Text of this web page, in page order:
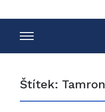
TOGGLE
SIDEBAR
NAVIGATION
Štítek: Tamron